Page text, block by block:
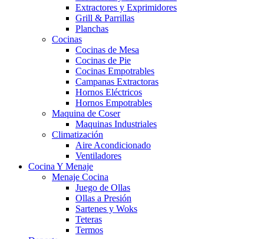
Extractores y Exprimidores
Grill & Parrillas
Planchas
Cocinas
Cocinas de Mesa
Cocinas de Pie
Cocinas Empotrables
Campanas Extractoras
Hornos Eléctricos
Hornos Empotrables
Maquina de Coser
Maquinas Industriales
Climatización
Aire Acondicionado
Ventiladores
Cocina Y Menaje
Menaje Cocina
Juego de Ollas
Ollas a Presión
Sartenes y Woks
Teteras
Termos